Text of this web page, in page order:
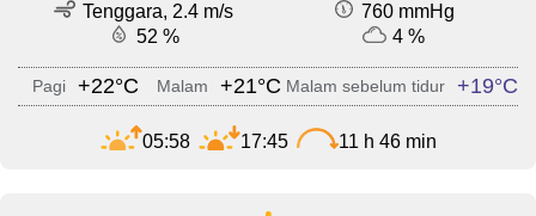
Tenggara, 2.4 m/s
760 mmHg
52 %
4 %
Pagi +22°C Malam +21°C Malam sebelum tidur +19°C
05:58 17:45 11 h 46 min